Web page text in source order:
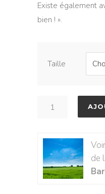
Existe également
bien ! ».
Taille
quantité
Lorrain
de